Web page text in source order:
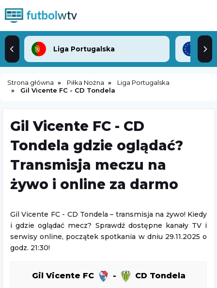
Liga Portugalska
Strona główna Piłka Nożna
Liga Portugalska
Gil Vicente FC - CD Tondela
Gil Vicente FC - CD
Tondela gdzie oglądać?
Transmisja meczu na
żywo i online za darmo
Gil Vicente FC - CD Tondela – transmisja na żywo! Kiedy
i gdzie oglądać mecz? Sprawdź dostępne kanały TV i
serwisy online, początek spotkania w dniu 29.11.2025 o
godz. 21:30!
Gil Vicente FC - CD Tondela